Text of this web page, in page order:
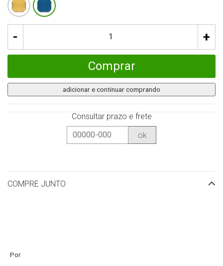
- +
Comprar
adicionar e continuar comprando
Consultar prazo e frete
ok
COMPRE JUNTO